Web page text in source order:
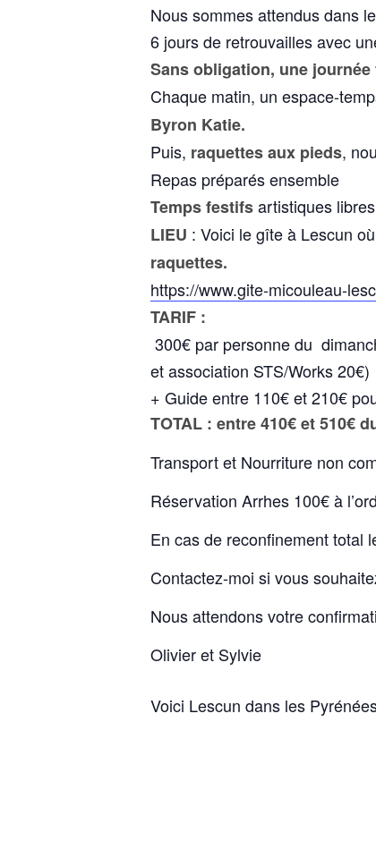
Nous sommes attendus dans
6 jours de retrouvailles avec
Sans obligation, une journée
Chaque matin, un espace-
Byron Katie.
Puis, raquettes aux pieds,
Repas préparés ensemble
Temps festifsartistiques
LIEU : Voici le gîte à Lescun
raquettes.
https://www.gite-micouleau-
TARIF :
300€ par personne du
et association STS/Works 20€)
+ Guide entre 110€ et 210€
TOTAL : entre 410€ et 510€
Transport et Nourriture non
Réservation Arrhes 100€ à
En cas de reconfinement total
Contactez-moi si vous
Nous attendons votre
Olivier et Sylvie
Voici Lescun dans les